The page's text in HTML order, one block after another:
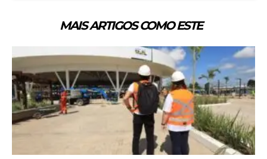
MAIS ARTIGOS COMO ESTE